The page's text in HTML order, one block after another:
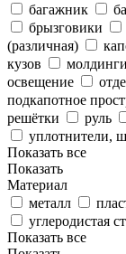
багажник
брызговики
(различная)
кузов
молдинги
освещение
подкапотное
решётки
руль
уплотнители,
Показать все
Показать
Материал
металл
углеродистая
Показать все